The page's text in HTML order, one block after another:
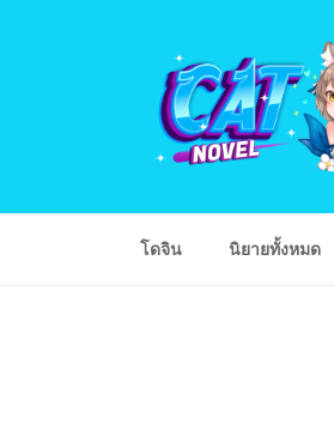
โดจิน นิยายทั้งหมด